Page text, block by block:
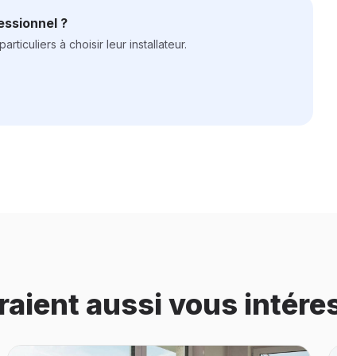
?
à choisir leur installateur.
aussi vous